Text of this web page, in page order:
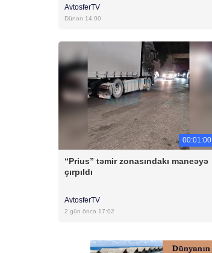
AvtosferTV
Dünən 14:00
00:01:00
“Prius” təmir zonasındakı maneəyə
çırpıldı
AvtosferTV
2 gün öncə 17:02